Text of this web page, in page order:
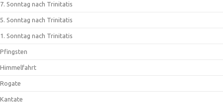
7. Sonntag nach Trinitatis
5. Sonntag nach Trinitatis
1. Sonntag nach Trinitatis
Pfingsten
Himmelfahrt
Rogate
Kantate